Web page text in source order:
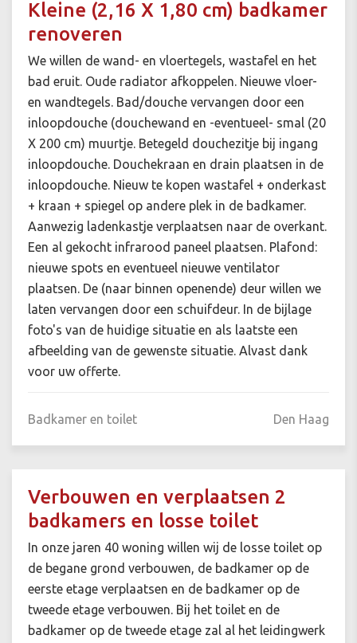
Kleine (2,16 X 1,80 cm) badkamer
renoveren
We willen de wand- en vloertegels, wastafel en het
bad eruit. Oude radiator afkoppelen. Nieuwe vloer-
en wandtegels. Bad/douche vervangen door een
inloopdouche (douchewand en -eventueel- smal (20
X 200 cm) muurtje. Betegeld douchezitje bij ingang
inloopdouche. Douchekraan en drain plaatsen in de
inloopdouche. Nieuw te kopen wastafel + onderkast
+ kraan + spiegel op andere plek in de badkamer.
Aanwezig ladenkastje verplaatsen naar de overkant.
Een al gekocht infrarood paneel plaatsen. Plafond:
nieuwe spots en eventueel nieuwe ventilator
plaatsen. De (naar binnen openende) deur willen we
laten vervangen door een schuifdeur. In de bijlage
foto's van de huidige situatie en als laatste een
afbeelding van de gewenste situatie. Alvast dank
voor uw offerte.
Badkamer en toilet Den Haag
Verbouwen en verplaatsen 2
badkamers en losse toilet
In onze jaren 40 woning willen wij de losse toilet op
de begane grond verbouwen, de badkamer op de
eerste etage verplaatsen en de badkamer op de
tweede etage verbouwen. Bij het toilet en de
badkamer op de tweede etage zal al het leidingwerk